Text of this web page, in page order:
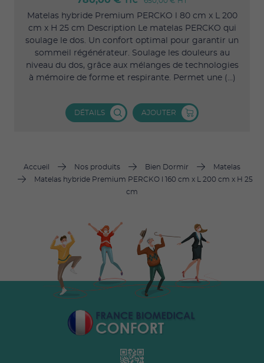
Matelas hybride Premium PERCKO l 80 cm x L 200
cm x H 25 cm Description Le matelas PERCKO qui
soulage le dos. Un confort optimal pour garantir un
sommeil régénérateur. Soulage les douleurs au
niveau du dos, grâce aux mélanges de technologies
à mémoire de forme et respirante. Permet une (...)
DÉTAILS AJOUTER
Accueil Nos produits Bien Dormir
Matelas
Matelas hybride Premium PERCKO l 160 cm x L 200 cm x H 25
cm